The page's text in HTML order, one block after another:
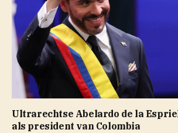
Ultrarechtse Abelardo de la
als president van Colombia